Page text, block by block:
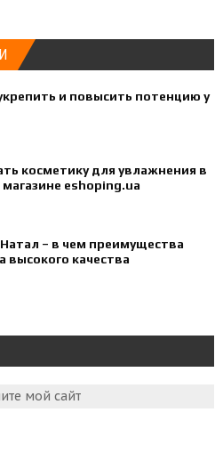
и повысить потенцию у
косметику для увлажнения в
eshoping.ua
– в чем преимущества
высокого качества
мой сайт